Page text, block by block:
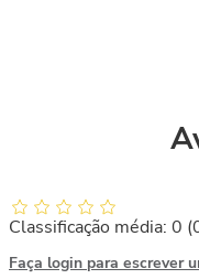
Classificação média: 0
Faça login para escrever